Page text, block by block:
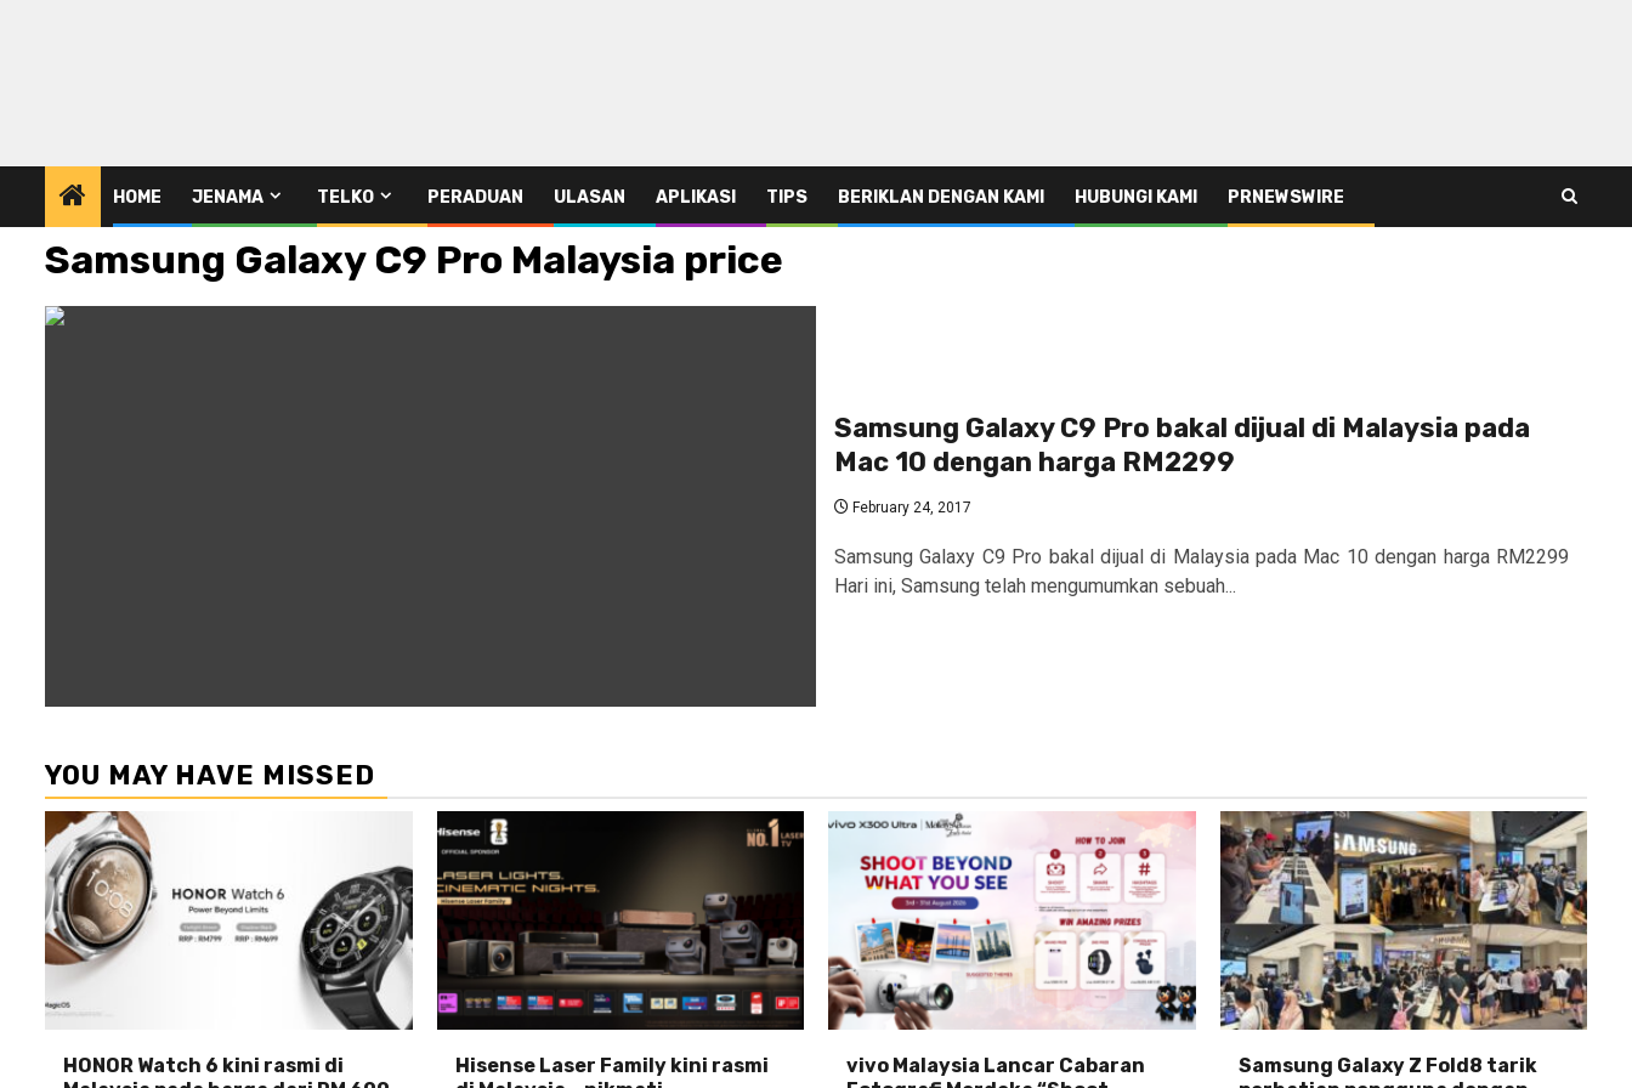
HOME JENAMA TELKO PERADUAN ULASAN APLIKASI TIPS BERIKLAN DENGAN KAMI HUBUNGI KAMI PRNEWSWIRE
Samsung Galaxy C9 Pro Malaysia price
Samsung Galaxy C9 Pro bakal dijual di Malaysia pada
Mac 10 dengan harga RM2299
February 24, 2017
Samsung Galaxy C9 Pro bakal dijual di Malaysia pada Mac 10 dengan harga RM2299
Hari ini, Samsung telah mengumumkan sebuah...
YOU MAY HAVE MISSED
HONOR Watch 6 kini rasmi di
Hisense Laser Family kini rasmi
vivo Malaysia Lancar Cabaran
Samsung Galaxy Z Fold8 tarik